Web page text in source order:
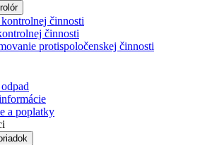
činnosti
činnosti
protispoločenskej činnosti
a poplatky